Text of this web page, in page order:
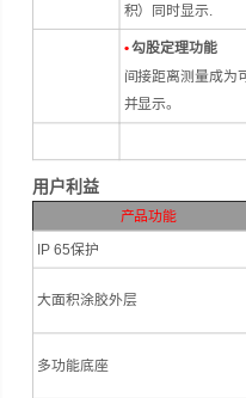
积）同时显示.
•勾股定理功能
间接距离测量成为
并显示。
用户利益
产品功能
IP 65保护
大面积涂胶外层
多功能底座